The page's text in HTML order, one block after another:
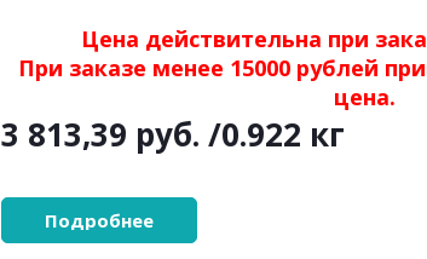
Цена действительна при
При заказе менее 15000 рублей
цена.
3 813,39 руб. /0.922 кг
Подробнее